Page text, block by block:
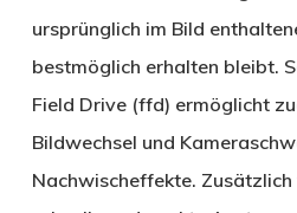
ursprünglich im Bild
bestmöglich erhalten bleibt.
Field Drive (ffd) ermöglicht
Bildwechsel und
Nachwischeffekte.